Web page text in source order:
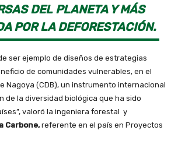
DEL PLANETA Y MÁS
POR LA DEFORESTACIÓN.
ser ejemplo de diseños de estrategias
de comunidades vulnerables, en el
Nagoya (CDB), un instrumento internacional
de la diversidad biológica que ha sido
valoró la ingeniera forestal y
Carbone,referente en el país en Proyectos